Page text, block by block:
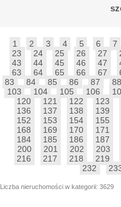
1 2 3 4 5 6
7
23
24 25 26 27
43
44 45 46 47
63
64 65 66 67
83
84 85 86 87
103
104 105 106
120
121 122
123
136
137 138
139
152
153 154
155
168
169 170
171
184
185 186
187
200
201 202
203
216
217 218
219
232
Liczba nieruchomości w kategorii: 3629